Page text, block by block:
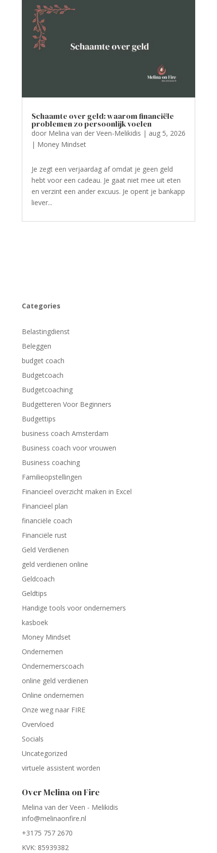
Schaamte over geld: waarom financiële
problemen zo persoonlijk voelen
door Melina van der Veen-Melikidis | aug 5, 2026
| Money Mindset
Je zegt een verjaardag af omdat je geen geld
hebt voor een cadeau. Je gaat niet mee uit eten
en verzint een ander excuus. Je opent je bankapp
liever...
Categories
Belastingdienst
Beleggen
budget coach
Budgetcoach
Budgetcoaching
Budgetteren Voor Beginners
Budgettips
business coach Amsterdam
Business coach voor vrouwen
Business coaching
Familieopstellingen
Financieel overzicht maken in Excel
Financieel plan
financiële coach
Financiële rust
Geld Verdienen
geld verdienen online
Geldcoach
Geldtips
Handige tools voor ondernemers
kasboek
Money Mindset
Ondernemen
Ondernemerscoach
online geld verdienen
Online ondernemen
Onze weg naar FIRE
Overvloed
Socials
Uncategorized
virtuele assistent worden
Over Melina on Fire
Melina van der Veen - Melikidis
info@melinaonfire.nl
+3175 757 2670
KVK: 85939382